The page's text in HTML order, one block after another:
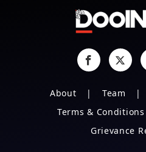
About Team
Terms & Conditions
Grievance